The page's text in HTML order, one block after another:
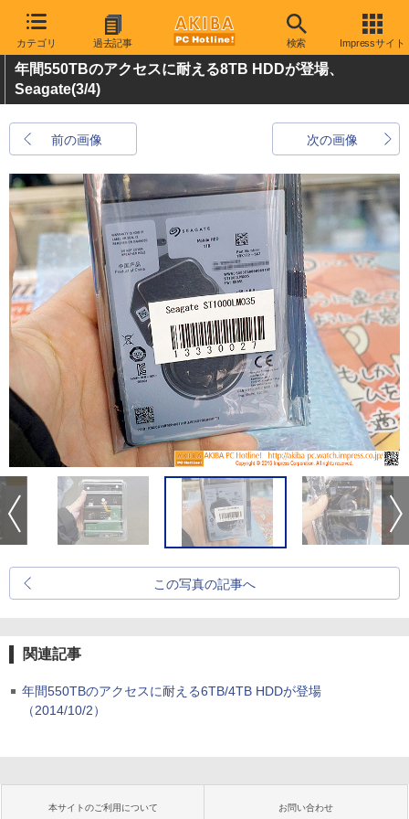
カテゴリ 過去記事 検索 Impressサイト
年間550TBのアクセスに耐える8TB HDDが登場、
Seagate(3/4)
前の画像 次の画像
この写真の記事へ
関連記事
年間550TBのアクセスに耐える6TB/4TB HDDが登場
（2014/10/2）
本サイトのご利用について お問い合わせ